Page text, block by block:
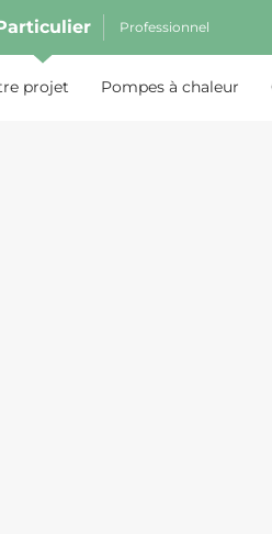
Professionnel
projet Pompes à chaleur